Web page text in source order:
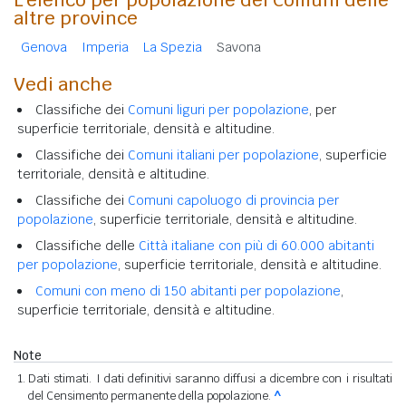
altre province
Genova Imperia La Spezia Savona
Vedi anche
Classifiche dei Comuni liguri per popolazione, per
superficie territoriale, densità e altitudine.
Classifiche dei Comuni italiani per popolazione, superficie
territoriale, densità e altitudine.
Classifiche dei Comuni capoluogo di provincia per
popolazione, superficie territoriale, densità e altitudine.
Classifiche delle Città italiane con più di 60.000 abitanti
per popolazione, superficie territoriale, densità e altitudine.
Comuni con meno di 150 abitanti per popolazione,
superficie territoriale, densità e altitudine.
Note
Dati stimati. I dati definitivi saranno diffusi a dicembre con i risultati
del Censimento permanente della popolazione. ^